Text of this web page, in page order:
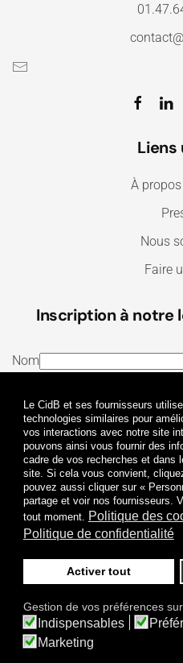
Le CidB et ses fournisseurs
technologies similaires pour
vos interactions avec notre site
pouvons ainsi vous fournir des
cadre de vos recherches et dans
site. Si cela vous convient,
pouvez aussi cliquer sur «
partage et voir nos fournisseurs.
tout moment. Politique des
Politique de confidentialité
Activer tout
Gestion de vos préférences
Indispensables
Marketing
Liens
À
Nous
Faire
Inscription à notre
Nom
J’ai lu et j’accepte les
Politique de confidentialité
Je m'abonne
© 2009-2026 CidB.